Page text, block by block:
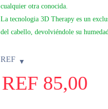
cualquier otra conocida.
La tecnologia 3D Therapy es un
del cabello, devolviéndole su
REF
REF 85,00